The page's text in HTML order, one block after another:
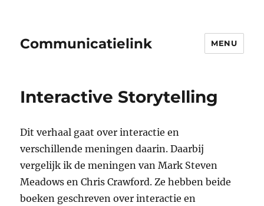
Communicatielink MENU
Interactive Storytelling
Dit verhaal gaat over interactie en
verschillende meningen daarin. Daarbij
vergelijk ik de meningen van Mark Steven
Meadows en Chris Crawford. Ze hebben beide
boeken geschreven over interactie en